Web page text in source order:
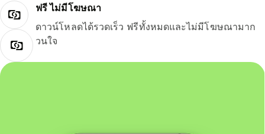
ฟรี ไม่มีโฆษณา
ดาวน์โหลดได้รวดเร็ว ฟรีทั้งหมดและไม่มีโฆษณามาก
วนใจ